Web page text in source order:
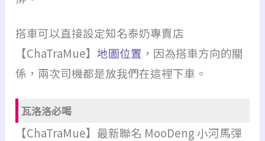
搭車可以直接設定知名泰奶專賣店
【ChaTraMue】地圖位置 ，因為搭車方向的關
係，兩次司機都是放我們在這裡下車。
瓦洛洛必喝
【ChaTraMue】最新聯名 MooDeng 小河馬彈